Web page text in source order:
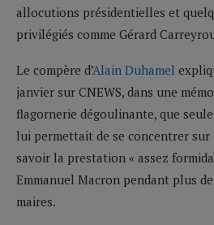
allocutions présidentielles et
privilégiés comme Gérard
Le compère d’Alain Duhamel
janvier sur CNEWS, dans une
flagornerie dégoulinante, que
lui permettait de se concentrer sur
savoir la prestation « assez
Emmanuel Macron pendant plus
maires.